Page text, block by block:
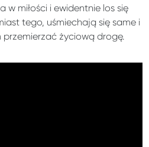
w miłości i ewidentnie los się
tego, uśmiechają się same i
życiową drogę.